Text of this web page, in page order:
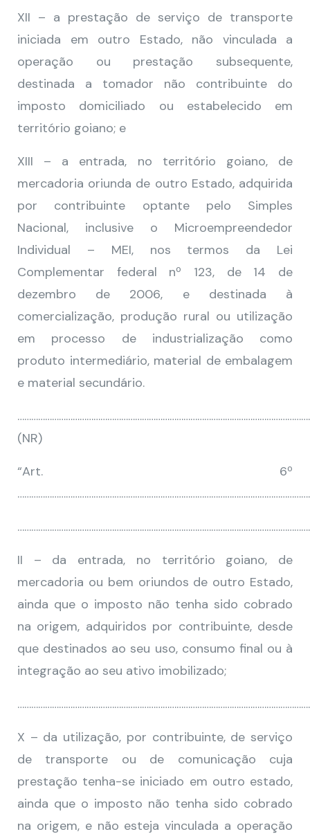
XII – a prestação de serviço de transporte
iniciada em outro Estado, não vinculada a
operação ou prestação subsequente,
destinada a tomador não contribuinte do
imposto domiciliado ou estabelecido em
território goiano; e
XIII – a entrada, no território goiano, de
mercadoria oriunda de outro Estado, adquirida
por contribuinte optante pelo Simples
Nacional, inclusive o Microempreendedor
Individual – MEI, nos termos da Lei
Complementar federal nº 123, de 14 de
dezembro de 2006, e destinada à
comercialização, produção rural ou utilização
em processo de industrialização como
produto intermediário, material de embalagem
e material secundário.
(NR)
“Art. 6º
II – da entrada, no território goiano, de
mercadoria ou bem oriundos de outro Estado,
ainda que o imposto não tenha sido cobrado
na origem, adquiridos por contribuinte, desde
que destinados ao seu uso, consumo final ou à
integração ao seu ativo imobilizado;
X – da utilização, por contribuinte, de serviço
de transporte ou de comunicação cuja
prestação tenha-se iniciado em outro estado,
ainda que o imposto não tenha sido cobrado
na origem, e não esteja vinculada a operação